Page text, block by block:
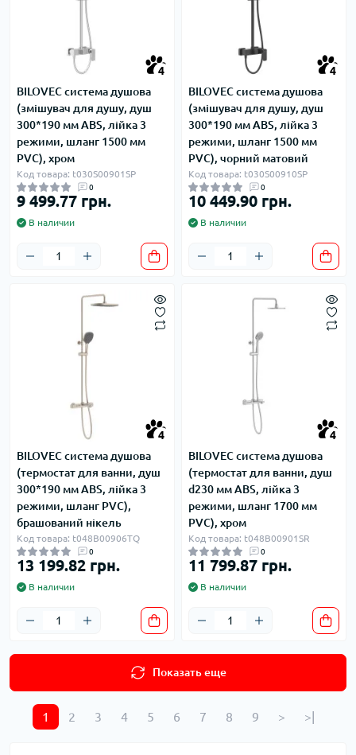
4
BILOVEC система душова
(змішувач для душу, душ
300*190 мм ABS, лійка 3
режими, шланг 1500 мм
PVC), хром
Код товара: t030S00901SP
0
9 499.77 грн.
В наличии
4
BILOVEC система душова
(змішувач для душу, душ
300*190 мм ABS, лійка 3
режими, шланг 1500 мм
PVC), чорний матовий
Код товара: t030S00910SP
0
10 449.90 грн.
В наличии
4
BILOVEC система душова
(термостат для ванни, душ
300*190 мм ABS, лійка 3
режими, шланг PVC),
брашований нікель
Код товара: t048B00906TQ
0
13 199.82 грн.
В наличии
4
BILOVEC система душова
(термостат для ванни, душ
d230 мм ABS, лійка 3
режими, шланг 1700 мм
PVC), хром
Код товара: t048B00901SR
0
11 799.87 грн.
В наличии
Показать еще
1 2 3 4 5 6 7 8 9 > >|